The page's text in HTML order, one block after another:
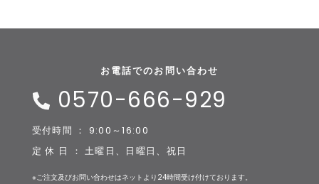
お電話でのお問い合わせ
0570-666-929
受付時間 ： 9:00～16:00
定 休 日 ： 土曜日、日曜日、祝日
※ご注文及びお問い合わせはネットより24時間受け付けております。